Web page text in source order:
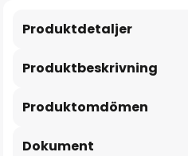
Produktbeskrivning
Produktdetaljer
Produktomdömen
Dokument